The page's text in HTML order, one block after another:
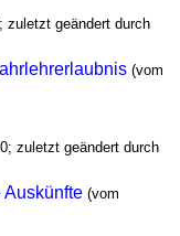
zuletzt geändert durch
(vom
zuletzt geändert durch
Auskünfte (vom